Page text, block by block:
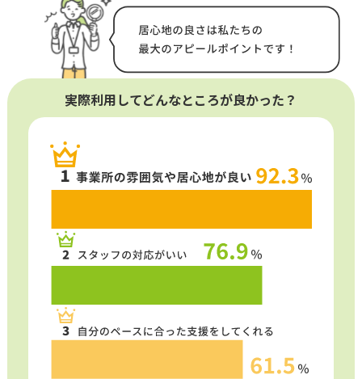
実際利用してどんなところが良かった？